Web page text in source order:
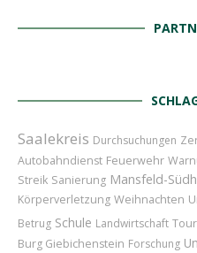
Saalekreis Durchsuchungen
Autobahndienst Feuerwehr
Streik Sanierung Mansfeld-
Körperverletzung Weihnachten
Betrug Schule Landwirtschaft
Burg Giebichenstein Forschung